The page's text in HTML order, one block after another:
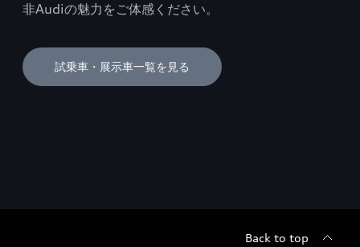
非Audiの魅力をご体感ください。
試乗車・展示車一覧を見る
Back to top